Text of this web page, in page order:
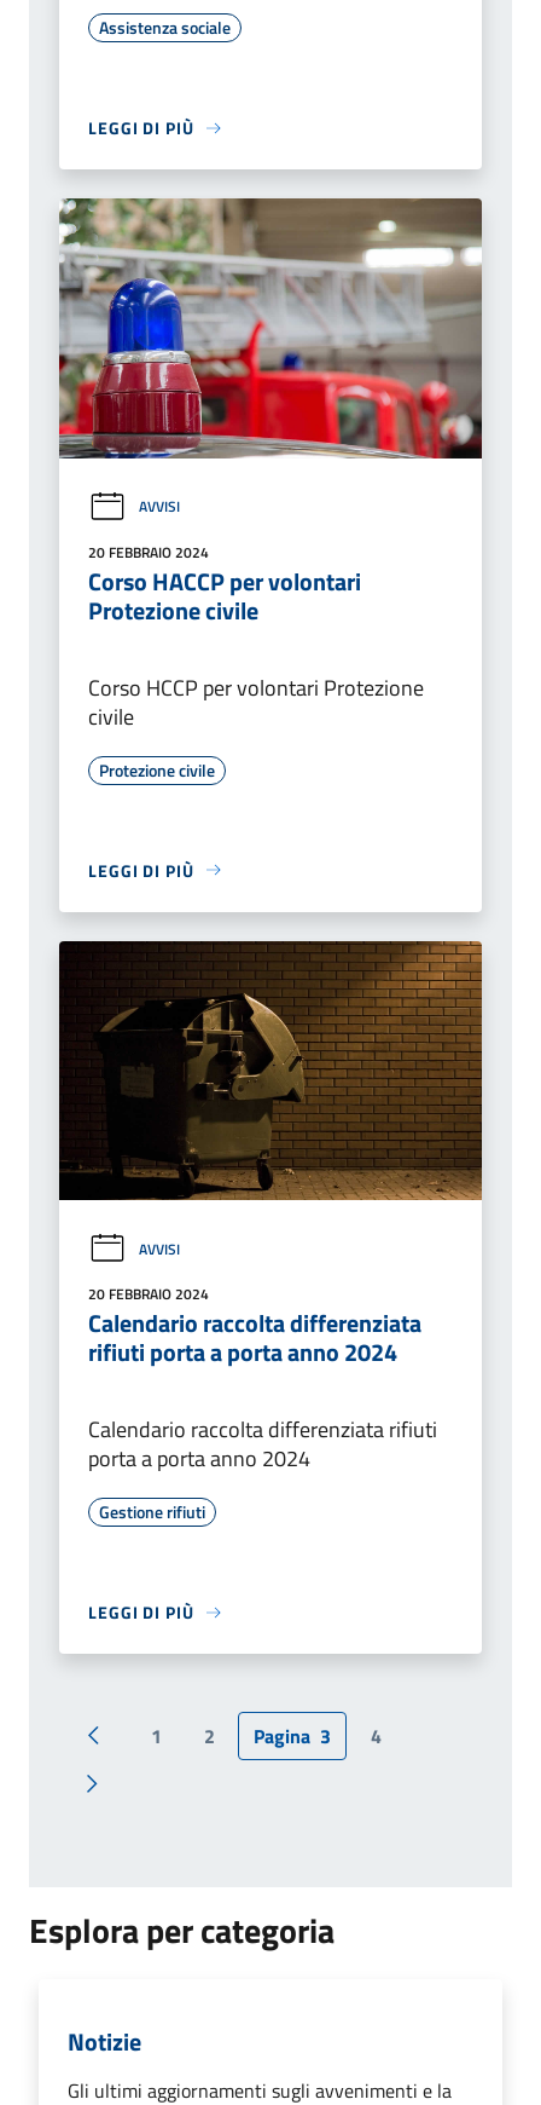
Assistenza sociale
LEGGI DI PIÙ
AVVISI
20 FEBBRAIO 2024
Corso HACCP per volontari
Protezione civile
Corso HCCP per volontari Protezione
civile
Protezione civile
LEGGI DI PIÙ
AVVISI
20 FEBBRAIO 2024
Calendario raccolta differenziata
rifiuti porta a porta anno 2024
Calendario raccolta differenziata rifiuti
porta a porta anno 2024
Gestione rifiuti
LEGGI DI PIÙ
Pagina precedente
1 2 Pagina 3 4
Pagina successiva
Esplora per categoria
Notizie
Gli ultimi aggiornamenti sugli avvenimenti e la